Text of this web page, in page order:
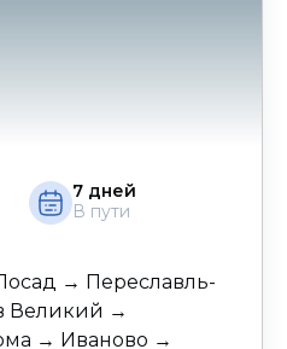
7 дней
В пути
→ Переславль-
Великий →
→ Иваново →